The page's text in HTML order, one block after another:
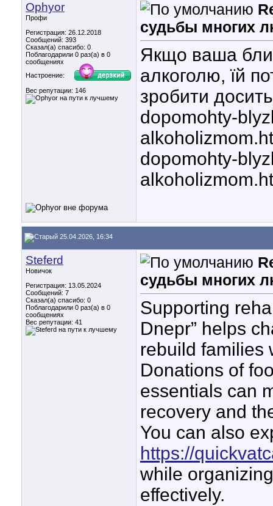
Ophyor
Профи
Регистрация: 26.12.2018
Сообщений: 393
Сказал(а) спасибо: 0
Поблагодарили 0 раз(а) в 0
сообщениях
Настроение:
Вес репутации: 146
судьбы многих
Якщо ваша
алкоголю, їй
зробити
dopomohty-
dopomohty-
25.04.2026, 16:34
Steferd
Новичок
Регистрация: 13.05.2024
Сообщений: 7
Сказал(а) спасибо: 0
Поблагодарили 0 раз(а) в 0
сообщениях
Вес репутации: 41
судьбы многих
Supporting
Dnepr” helps
rebuild families
Donations of
essentials can
recovery and
You can also
https://
while
effectively.